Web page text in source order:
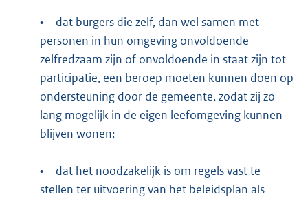
•
dat burgers die zelf, dan wel samen met
personen in hun omgeving onvoldoende
zelfredzaam zijn of onvoldoende in staat zijn tot
participatie, een beroep moeten kunnen doen op
ondersteuning door de gemeente, zodat zij zo
lang mogelijk in de eigen leefomgeving kunnen
blijven wonen;
•
dat het noodzakelijk is om regels vast te
stellen ter uitvoering van het beleidsplan als